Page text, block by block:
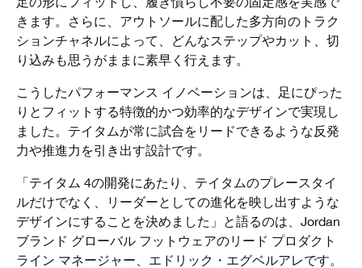
きます。さらに、アウトソールに配した多方向のトラク
ションチャネルによって、どんなステップやカット、切
り込みも思うがままに素早く行えます。
こうしたパフォーマンス イノベーションは、足にぴった
りとフィットする特徴的かつ効率的なデザインで実現し
ました。テイタムが常に試合をリードできるような反発
力や推進力を引き出す設計です。
「テイタム 4の開発にあたり、テイタムのプレースタイ
ルだけでなく、リーダーとしての進化を映し出すような
デザインにすることを決めました」と語るのは、Jordan
ブランド グローバル フットウェアのリード プロダクト
ライン マネージャー、エドリック・エグベルアレです。